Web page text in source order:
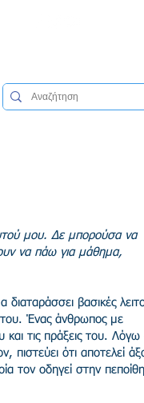
μου. Δε μπορούσα να
να πάω για μάθημα,
βασικές
του. Ένας άνθρωπος με
και τις πράξεις του.
πιστεύει ότι αποτελεί
τον οδηγεί στην